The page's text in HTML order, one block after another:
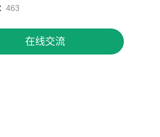
463
在线交流